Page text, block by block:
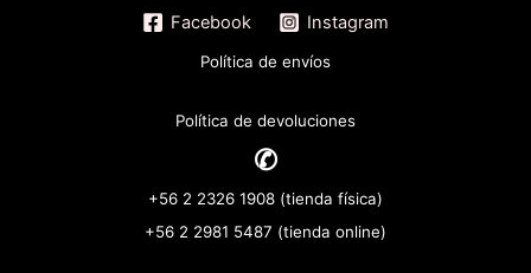
Facebook Instagram
Política de envíos
Política de devoluciones
✆
+56 2 2326 1908 (tienda física)
+56 2 2981 5487 (tienda online)